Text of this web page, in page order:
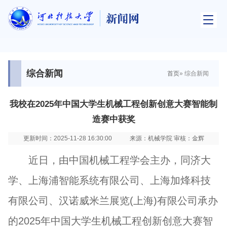
综合新闻 首页» 综合新闻
我校在2025年中国大学生机械工程创新创意大赛智能制
造赛中获奖
更新时间：2025-11-28 16:30:00 来源：机械学院 审核：金辉
近日，由中国机械工程学会主办，同济大
学、上海浦智能系统有限公司、上海加烽科技
有限公司、汉诺威米兰展览(上海)有限公司承办
的2025年中国大学生机械工程创新创意大赛智